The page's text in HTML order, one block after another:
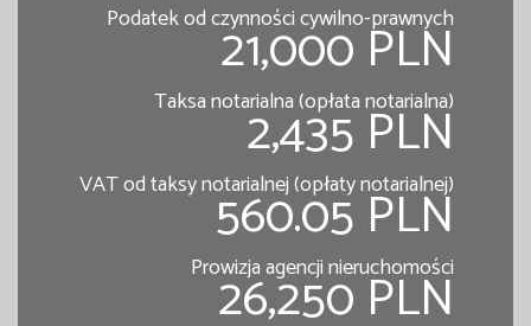
Podatek od czynności cywilno-prawnych
21,000 PLN
Taksa notarialna (opłata notarialna)
2,435 PLN
VAT od taksy notarialnej (opłaty notarialnej)
560.05 PLN
Prowizja agencji nieruchomości
26,250 PLN